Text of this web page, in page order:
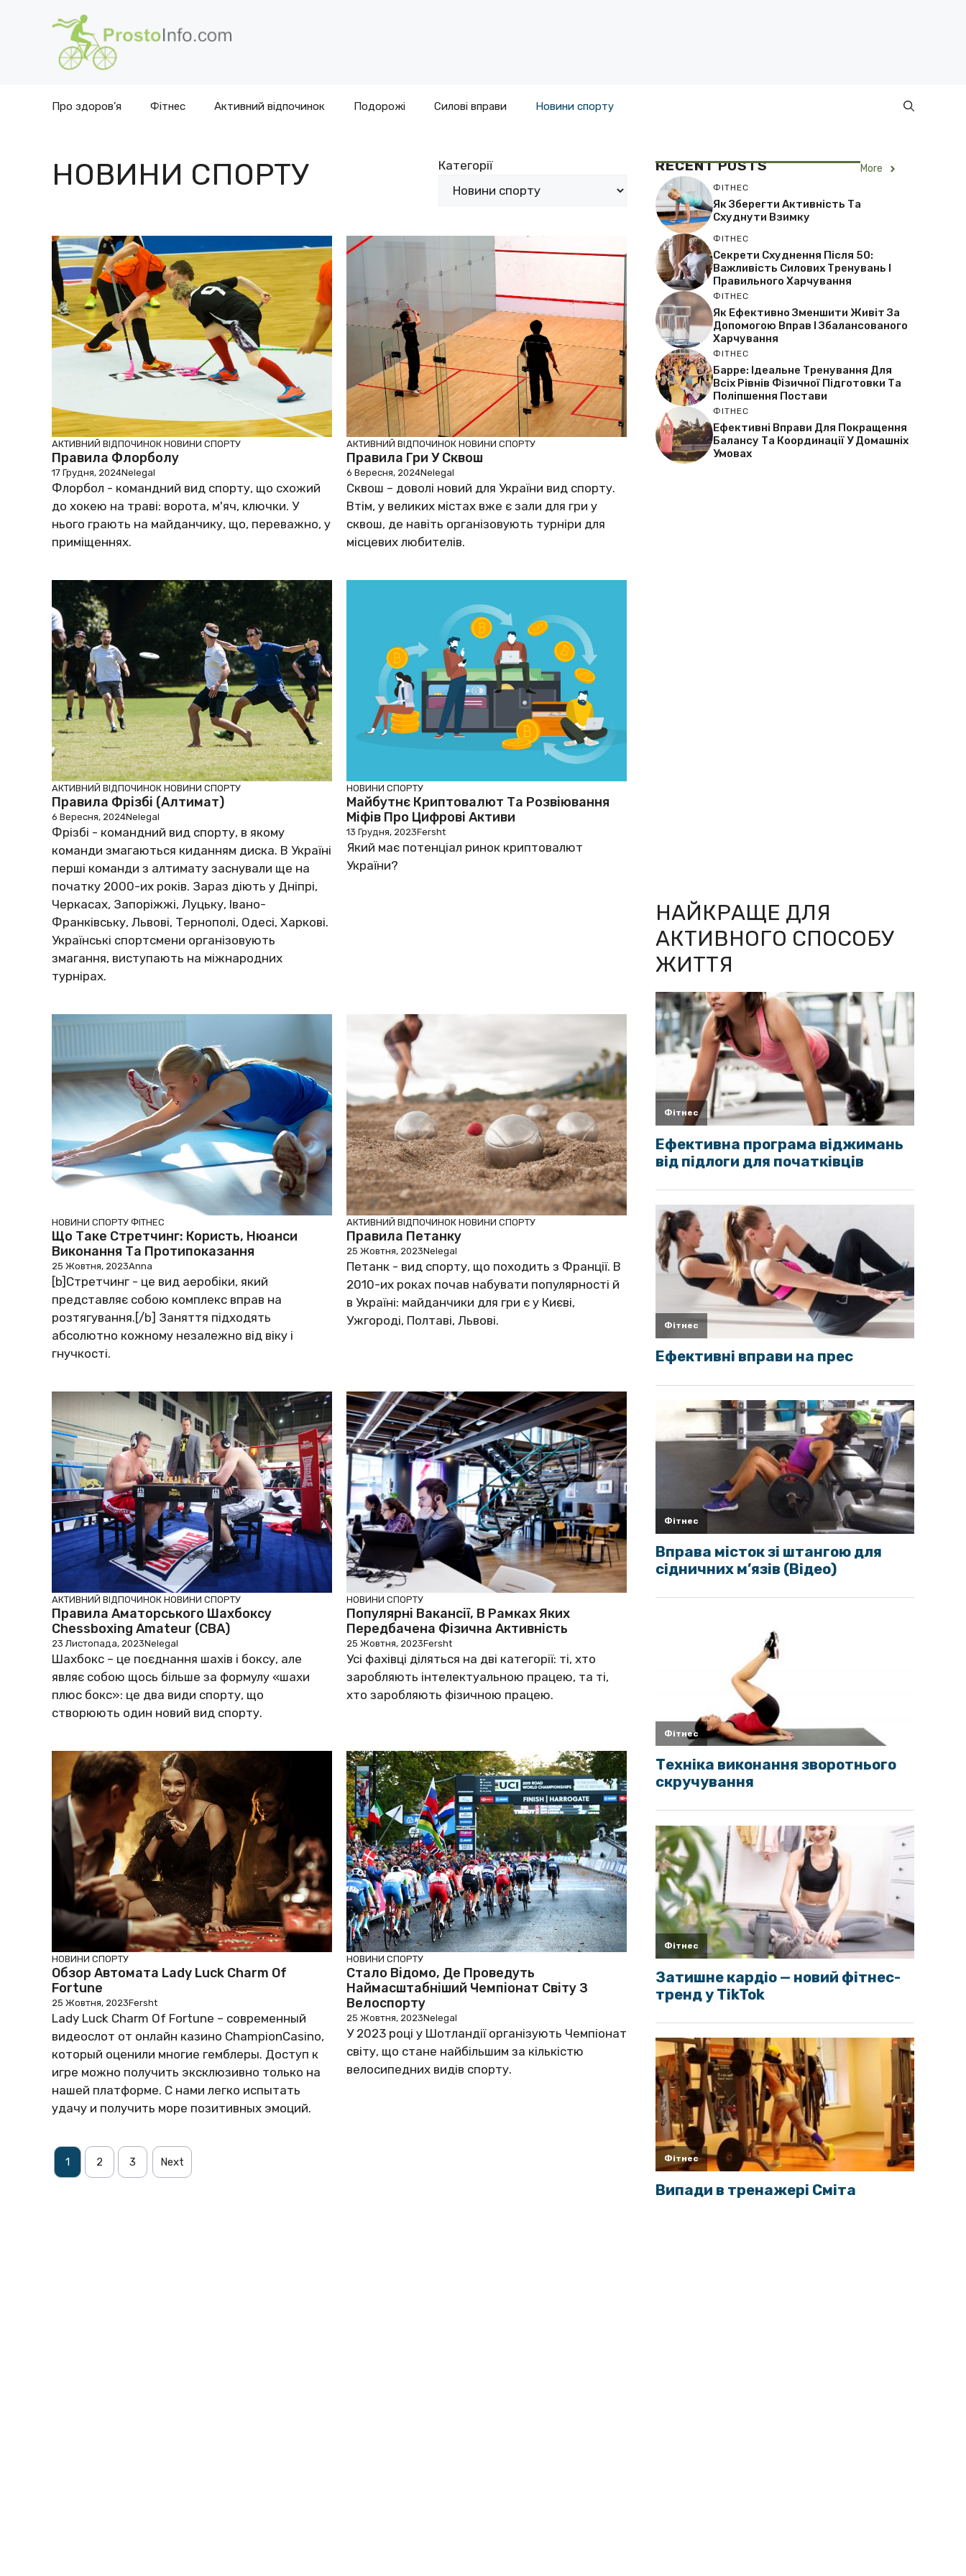
Про здоров’я Фітнес Активний відпочинок Подорожі Силові вправи Новини спорту
НОВИНИ СПОРТУ Категорії
АКТИВНИЙ ВІДПОЧИНОК НОВИНИ СПОРТУ
Правила Флорболу
17 Грудня, 2024Nelegal
Флорбол - командний вид спорту, що схожий
до хокею на траві: ворота, м'яч, ключки. У
нього грають на майданчику, що, переважно, у
приміщеннях.
АКТИВНИЙ ВІДПОЧИНОК НОВИНИ СПОРТУ
Правила Гри У Сквош
6 Вересня, 2024Nelegal
Сквош – доволі новий для України вид спорту.
Втім, у великих містах вже є зали для гри у
сквош, де навіть організовують турніри для
місцевих любителів.
АКТИВНИЙ ВІДПОЧИНОК НОВИНИ СПОРТУ
Правила Фрізбі (алтимат)
6 Вересня, 2024Nelegal
Фрізбі - командний вид спорту, в якому
команди змагаються киданням диска. В Україні
перші команди з алтимату заснували ще на
початку 2000-их років. Зараз діють у Дніпрі,
Черкасах, Запоріжжі, Луцьку, Івано-
Франківську, Львові, Тернополі, Одесі, Харкові.
Українські спортсмени організовують
змагання, виступають на міжнародних
турнірах.
НОВИНИ СПОРТУ
Майбутнє Криптовалют Та Розвіювання
Міфів Про Цифрові Активи
13 Грудня, 2023Fersht
Який має потенціал ринок криптовалют
України?
НОВИНИ СПОРТУ ФІТНЕС
Що Таке Стретчинг: Користь, Нюанси
Виконання Та Протипоказання
25 Жовтня, 2023Anna
[b]Стретчинг - це вид аеробіки, який
представляє собою комплекс вправ на
розтягування.[/b] Заняття підходять
абсолютно кожному незалежно від віку і
гнучкості.
АКТИВНИЙ ВІДПОЧИНОК НОВИНИ СПОРТУ
Правила Петанку
25 Жовтня, 2023Nelegal
Петанк - вид спорту, що походить з Франції. В
2010-их роках почав набувати популярності й
в Україні: майданчики для гри є у Києві,
Ужгороді, Полтаві, Львові.
АКТИВНИЙ ВІДПОЧИНОК НОВИНИ СПОРТУ
Правила Аматорського Шахбоксу
Chessboxing Amateur (CBA)
23 Листопада, 2023Nelegal
Шахбокс – це поєднання шахів і боксу, але
являє собою щось більше за формулу «шахи
плюс бокс»: це два види спорту, що
створюють один новий вид спорту.
НОВИНИ СПОРТУ
Популярні Вакансії, В Рамках Яких
Передбачена Фізична Активність
25 Жовтня, 2023Fersht
Усі фахівці діляться на дві категорії: ті, хто
заробляють інтелектуальною працею, та ті,
хто заробляють фізичною працею.
НОВИНИ СПОРТУ
Обзор Автомата Lady Luck Charm Of
Fortune
25 Жовтня, 2023Fersht
Lady Luck Charm Of Fortune – современный
видеослот от онлайн казино ChampionCasino,
который оценили многие гемблеры. Доступ к
игре можно получить эксклюзивно только на
нашей платформе. С нами легко испытать
удачу и получить море позитивных эмоций.
НОВИНИ СПОРТУ
Стало Відомо, Де Проведуть
Наймасштабніший Чемпіонат Світу З
Велоспорту
25 Жовтня, 2023Nelegal
У 2023 році у Шотландії організують Чемпіонат
світу, що стане найбільшим за кількістю
велосипедних видів спорту.
1 2 3 Next
RECENTPOSTS More
ФІТНЕС
Як Зберегти Активність Та
Схуднути Взимку
ФІТНЕС
Секрети Схуднення Після 50:
Важливість Силових Тренувань І
Правильного Харчування
ФІТНЕС
Як Ефективно Зменшити Живіт За
Допомогою Вправ І Збалансованого
Харчування
ФІТНЕС
Барре: Ідеальне Тренування Для
Всіх Рівнів Фізичної Підготовки Та
Поліпшення Постави
ФІТНЕС
Ефективні Вправи Для Покращення
Балансу Та Координації У Домашніх
Умовах
НАЙКРАЩЕ ДЛЯ
АКТИВНОГО СПОСОБУ
ЖИТТЯ